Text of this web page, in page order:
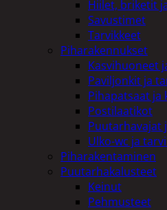
Hiilet, briketit
Savustimet
Tarvikkeet
Piharakennukset
Kasvihuoneet
Paviljonkit ja
Pihapatsaat ja
Postilaatikot
Puutarhavajat
Ulko-wc ja
Piharakentaminen
Puutarhakalusteet
Keinut
Pehmusteet